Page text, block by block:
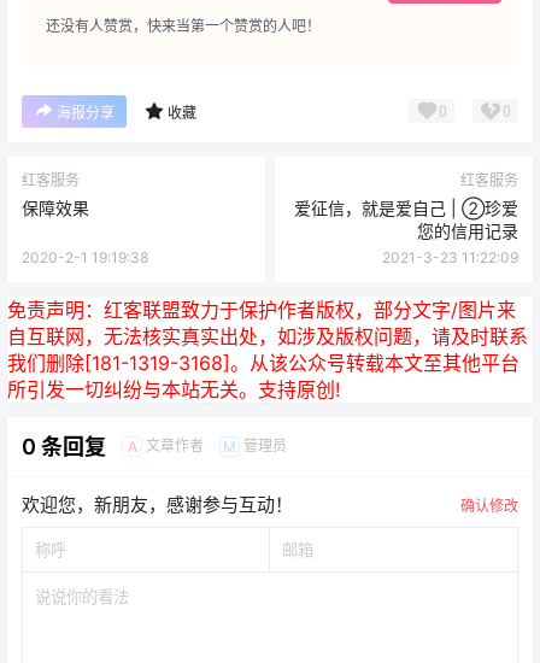
还没有人赞赏，快来当第一个赞赏的人吧！
海报分享 收藏 0 0
红客服务
保障效果
2020-2-1 19:19:38
红客服务
爱征信，就是爱自己 | ②珍爱
您的信用记录
2021-3-23 11:22:09
免责声明： 红客联盟致力于保护作者版权，部分文字/图片来
自互联网，无法核实真实出处，如涉及版权问题，请及时联系
我们删除[181-1319-3168]。从该公众号转载本文至其他平台
所引发一切纠纷与本站无关。支持原创!
0 条回复 A 文章作者 M 管理员
欢迎您，新朋友，感谢参与互动！ 确认修改